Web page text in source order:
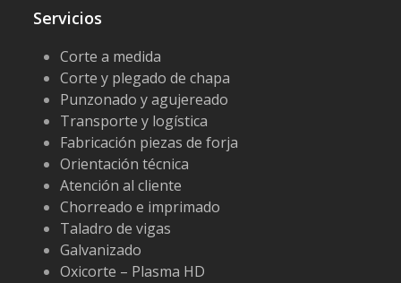
Servicios
Corte a medida
Corte y plegado de chapa
Punzonado y agujereado
Transporte y logística
Fabricación piezas de forja
Orientación técnica
Atención al cliente
Chorreado e imprimado
Taladro de vigas
Galvanizado
Oxicorte – Plasma HD